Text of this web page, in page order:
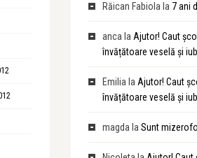
Răican Fabiola la 7 ani
anca la Ajutor! Caut
învățătoare veselă și
Emilia la Ajutor! Caut
învățătoare veselă și
magda la Sunt